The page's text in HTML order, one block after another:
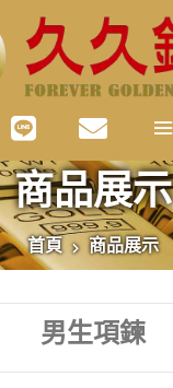
商品展示
首頁 商品展示
男生項鍊